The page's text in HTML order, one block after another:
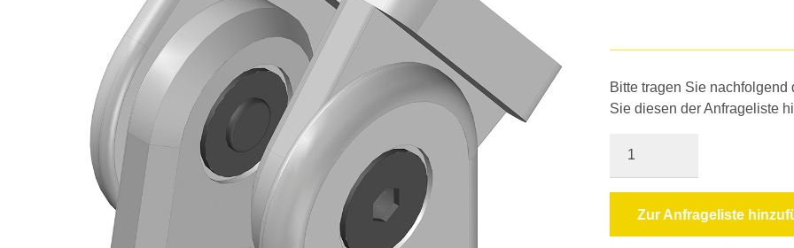
Bitte tragen Sie
Sie diesen der Anfrageliste
Zur Anfrageliste